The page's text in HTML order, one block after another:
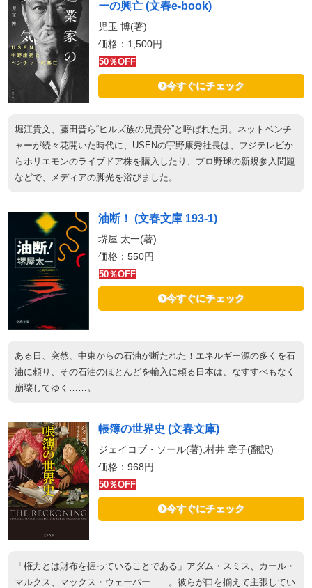
ーの興亡 (文春e-book)
児玉 博(著)
価格：1,500円
50％OFF
今すぐにチェック
堀江貴文、藤田晋ら“ヒルズ族の兄貴分”と呼ばれた男。ネットベンチ
ャーが続々花開いた時代に、USENの宇野康秀社長は、フジテレビか
らホリエモンのライブドア株を購入したり、プロ野球の新規参入問題
などで、メディアの脚光を浴びました。
油断！ (文春文庫 193-1)
堺屋 太一(著)
価格：550円
50％OFF
今すぐにチェック
ある日、突然、中東からの石油が断たれた！エネルギー源の多くを石
油に頼り、その石油のほとんどを輸入に頼る日本は、なすすべもなく
崩壊してゆく……。
帳簿の世界史 (文春文庫)
ジェイコブ・ソール(著),村井 章子(翻訳)
価格：968円
50％OFF
今すぐにチェック
「権力とは財布を握っていることである」アダム・スミス、カール・
マルクス、マックス・ウェーバー……。彼らが口を揃えて主張してい